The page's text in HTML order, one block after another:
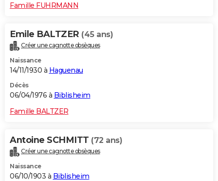
Famille FUHRMANN
Emile BALTZER (45 ans)
Créer une cagnotte obsèques
Naissance
14/11/1930 à Haguenau
Décès
06/04/1976 à Biblisheim
Famille BALTZER
Antoine SCHMITT (72 ans)
Créer une cagnotte obsèques
Naissance
06/10/1903 à Biblisheim